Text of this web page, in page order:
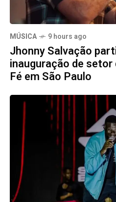
MÚSICA 9 hours ago
Jhonny Salvação
inauguração de setor
Fé em São Paulo